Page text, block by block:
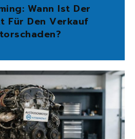
Wann Ist Der
Für Den Verkauf